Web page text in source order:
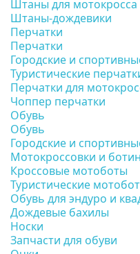
Штаны для мотокросса
Штаны-дождевики
Перчатки
Перчатки
Городские и
Туристические
Перчатки для
Чоппер перчатки
Обувь
Обувь
Городские и
Мотокроссовки и
Кроссовые мотоботы
Туристические
Обувь для эндуро и
Дождевые бахилы
Носки
Запчасти для обуви